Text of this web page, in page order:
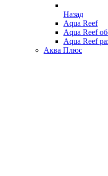
Назад
Aqua Reef
Aqua Reef
Aqua Reef
Аква Плюс